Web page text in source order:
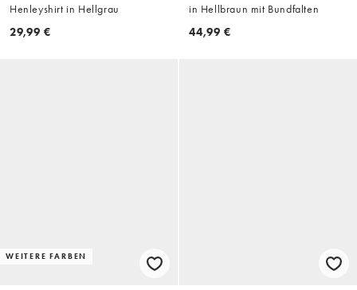
Henleyshirt in Hellgrau
29,99 €
in Hellbraun mit Bundfalten
44,99 €
WEITERE FARBEN